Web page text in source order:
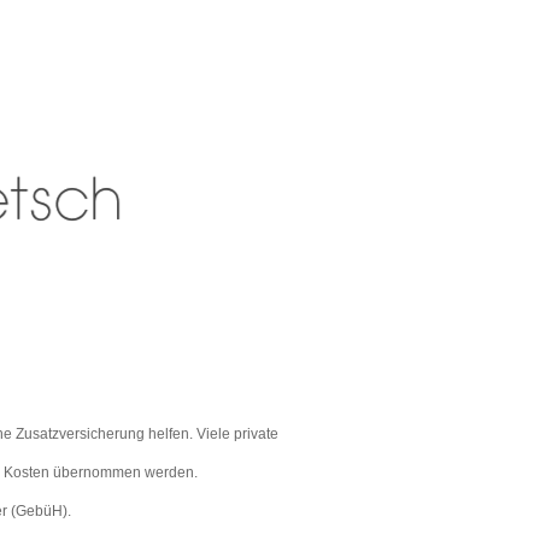
Zusatzversicherung helfen. Viele private
übernommen werden.
(GebüH).